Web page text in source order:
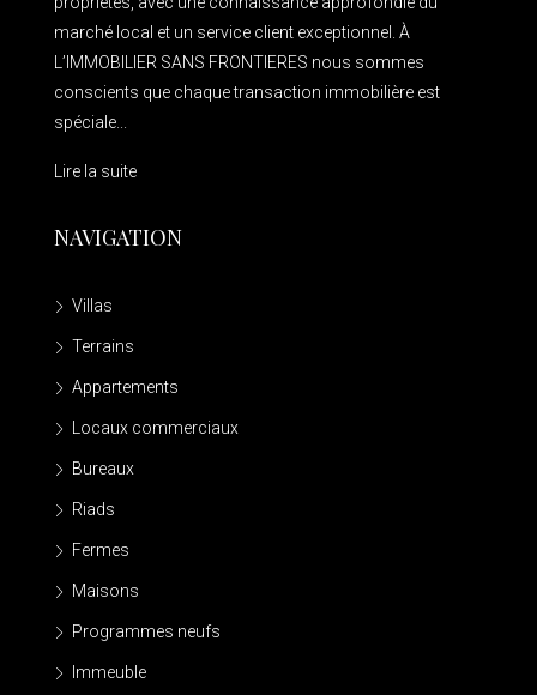
marché local et un service client exceptionnel. À
L’IMMOBILIER SANS FRONTIERES nous sommes
conscients que chaque transaction immobilière est
spéciale...
Lire la suite
NAVIGATION
Villas
Terrains
Appartements
Locaux commerciaux
Bureaux
Riads
Fermes
Maisons
Programmes neufs
Immeuble